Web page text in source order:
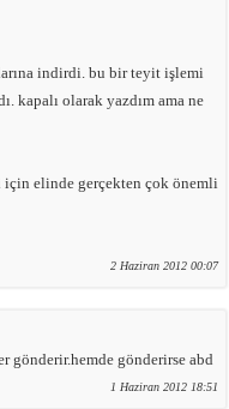
indirdi. bu bir teyit işlemi
kapalı olarak yazdım ama ne
elinde gerçekten çok önemli
2 Haziran 2012 00:07
gönderir.hemde gönderirse abd
1 Haziran 2012 18:51